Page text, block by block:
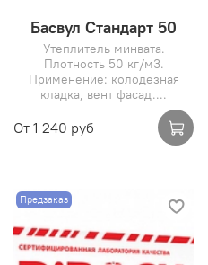
Басвул Стандарт 50
Утеплитель минвата.
Плотность 50 кг/м3.
Применение: колодезная
кладка, вент фасад....
От 1 240 руб
Предзаказ